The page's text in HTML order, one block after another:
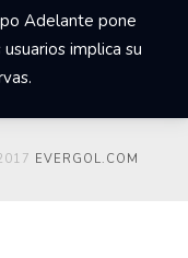
Adelante pone
implica su
EVERGOL.COM